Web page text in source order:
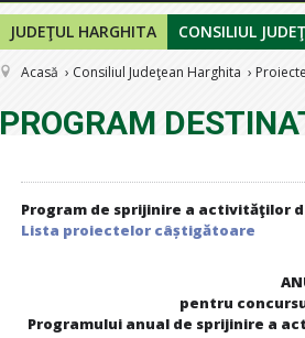
12
JUDEŢUL HARGHITA CONSILIUL
Acasă Consiliul Judeţean Harghita
PROGRAM
Program de sprijinire a activităţilor
Lista proiectelor câștigătoare
pentru
Programului anual de sprijinire a